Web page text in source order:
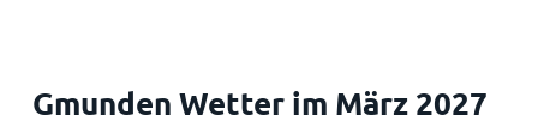
Gmunden Wetter im März 2027